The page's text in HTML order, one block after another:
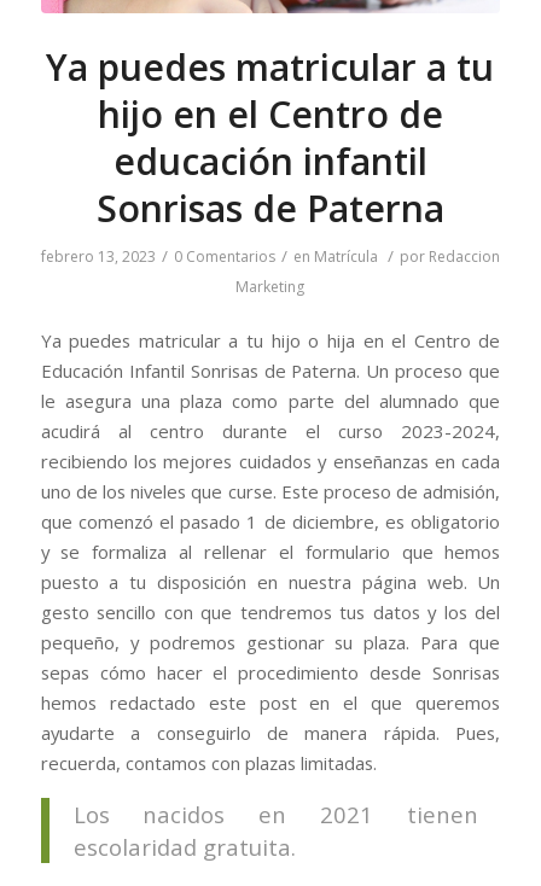
Ya puedes matricular a tu
hijo en el Centro de
educación infantil
Sonrisas de Paterna
febrero 13, 2023 / 0 Comentarios / en Matrícula / por Redaccion
Marketing
Ya puedes matricular a tu hijo o hija en el Centro de
Educación Infantil Sonrisas de Paterna. Un proceso que
le asegura una plaza como parte del alumnado que
acudirá al centro durante el curso 2023-2024,
recibiendo los mejores cuidados y enseñanzas en cada
uno de los niveles que curse. Este proceso de admisión,
que comenzó el pasado 1 de diciembre, es obligatorio
y se formaliza al rellenar el formulario que hemos
puesto a tu disposición en nuestra página web. Un
gesto sencillo con que tendremos tus datos y los del
pequeño, y podremos gestionar su plaza. Para que
sepas cómo hacer el procedimiento desde Sonrisas
hemos redactado este post en el que queremos
ayudarte a conseguirlo de manera rápida. Pues,
recuerda, contamos con plazas limitadas.
Los nacidos en 2021 tienen
escolaridad gratuita.